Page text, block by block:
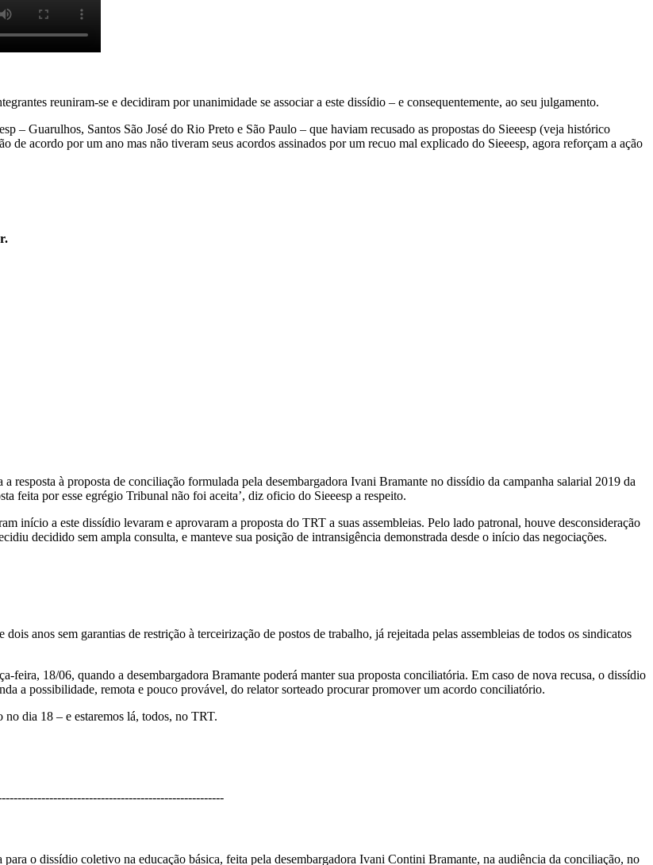
reuniram-se e decidiram por unanimidade se associar a este dissídio – e consequentemente, ao seu julgamento.
– Guarulhos, Santos São José do Rio Preto e São Paulo – que haviam recusado as propostas do Sieeesp (veja histórico
de acordo por um ano mas não tiveram seus acordos assinados por um recuo mal explicado do Sieeesp, agora reforçam a ação
resposta à proposta de conciliação formulada pela desembargadora Ivani Bramante no dissídio da campanha salarial 2019 da
feita por esse egrégio Tribunal não foi aceita’, diz oficio do Sieeesp a respeito.
início a este dissídio levaram e aprovaram a proposta do TRT a suas assembleias. Pelo lado patronal, houve desconsideração
decidido sem ampla consulta, e manteve sua posição de intransigência demonstrada desde o início das negociações.
anos sem garantias de restrição à terceirização de postos de trabalho, já rejeitada pelas assembleias de todos os sindicatos
feira, 18/06, quando a desembargadora Bramante poderá manter sua proposta conciliatória. Em caso de nova recusa, o dissídio
a possibilidade, remota e pouco provável, do relator sorteado procurar promover um acordo conciliatório.
dia 18 – e estaremos lá, todos, no TRT.
o dissídio coletivo na educação básica, feita pela desembargadora Ivani Contini Bramante, na audiência da conciliação, no